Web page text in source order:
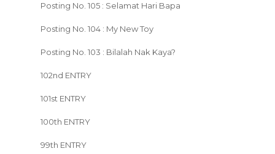
Posting No. 105 : Selamat Hari Bapa
Posting No. 104 : My New Toy
Posting No. 103 : Bilalah Nak Kaya?
102nd ENTRY
101st ENTRY
100th ENTRY
99th ENTRY